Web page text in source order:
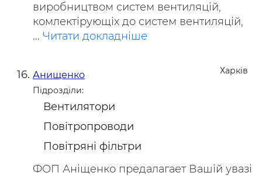
виробництвом систем вентиляцій,
комлектірующіх до систем вентиляцій,
... Читати докладніше
Харків
Анищенко
Підрозділи:
Вентилятори
Повітропроводи
Повітряні фільтри
ФОП Аніщенко предалагает Вашій увазі